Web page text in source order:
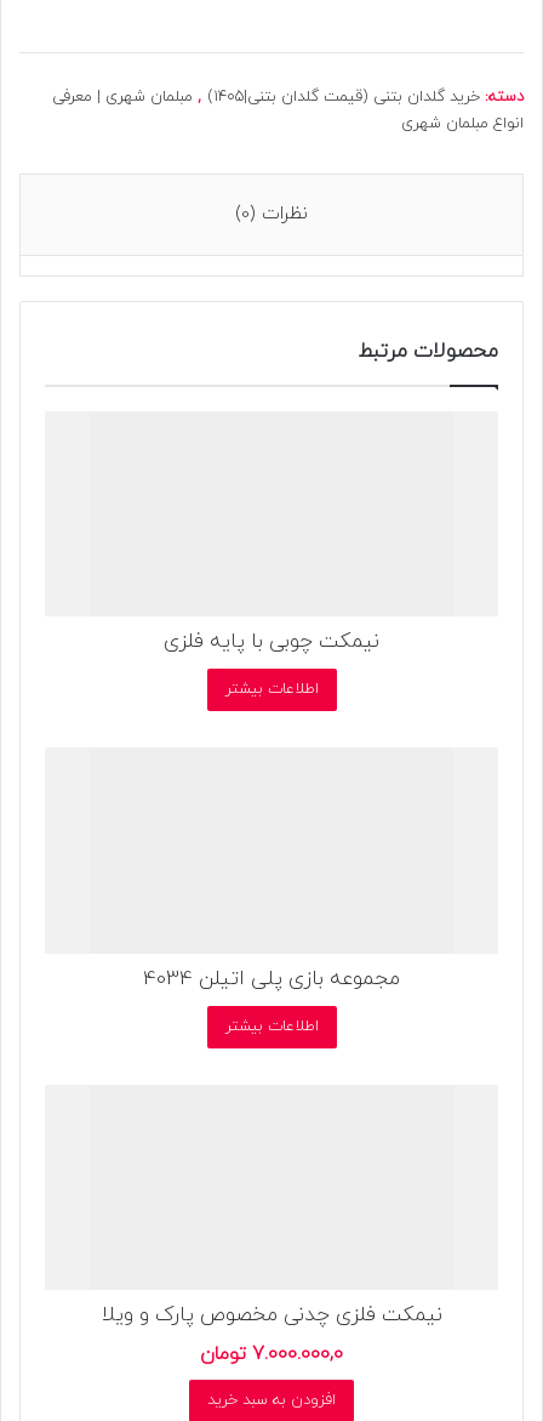
دسته: خرید گلدان بتنی (قیمت گلدان بتنی|1405) , مبلمان شهری | معرفی
انواع مبلمان شهری
نظرات (0)
محصولات مرتبط
نیمکت چوبی با پایه فلزی
اطلاعات بیشتر
مجموعه بازی پلی اتیلن 4034
اطلاعات بیشتر
نیمکت فلزی چدنی مخصوص پارک و ویلا
7.000.000,0 تومان
افزودن به سبد خرید